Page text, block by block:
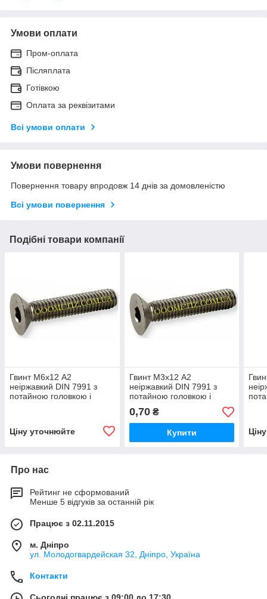
Умови оплати
Пром-оплата
Післяплата
Готівкою
Оплата за реквізитами
Всі умови оплати
Умови повернення
Повернення товару впродовж 14 днів за домовленістю
Всі умови повернення
Подібні товари компанії
Гвинт М6х12 А2
неіржавкий DIN 7991 з
потайною головкою і
Ціну уточнюйте
Гвинт М3х12 А2
неіржавкий DIN 7991 з
потайною головкою і
внутрішнім
шестигранником
0,70₴
Купити
Про нас
Рейтинг не сформований
Менше 5 відгуків за останній рік
Працює з 02.11.2015
м. Дніпро
ул. Молодогвардейская 32, Дніпро, Україна
Контакти